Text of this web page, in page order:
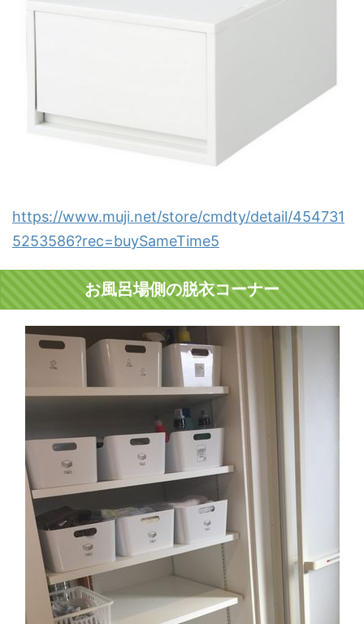
https://www.muji.net/store/cmdty/detail/454731
5253586?rec=buySameTime5
お風呂場側の脱衣コーナー